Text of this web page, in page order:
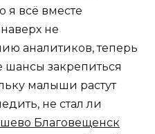
всё вместе
не
аналитиков, теперь
шансы закрепиться
малыши растут
не стал ли
Благовещенск